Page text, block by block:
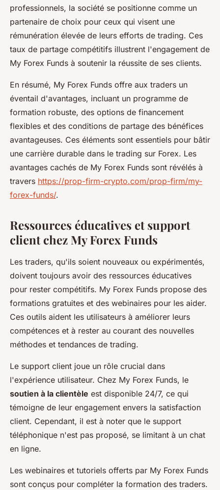
professionnels, la société se positionne comme un
partenaire de choix pour ceux qui visent une
rémunération élevée de leurs efforts de trading. Ces
taux de partage compétitifs illustrent l'engagement de
My Forex Funds à soutenir la réussite de ses clients.
En résumé, My Forex Funds offre aux traders un
éventail d'avantages, incluant un programme de
formation robuste, des options de financement
flexibles et des conditions de partage des bénéfices
avantageuses. Ces éléments sont essentiels pour bâtir
une carrière durable dans le trading sur Forex. Les
avantages cachés de My Forex Funds sont révélés à
travers https://prop-firm-crypto.com/prop-firm/my-
forex-funds/.
Ressources éducatives et support
client chez My Forex Funds
Les traders, qu'ils soient nouveaux ou expérimentés,
doivent toujours avoir des ressources éducatives
pour rester compétitifs. My Forex Funds propose des
formations gratuites et des webinaires pour les aider.
Ces outils aident les utilisateurs à améliorer leurs
compétences et à rester au courant des nouvelles
méthodes et tendances de trading.
Le support client joue un rôle crucial dans
l'expérience utilisateur. Chez My Forex Funds, le
soutien à la clientèle est disponible 24/7, ce qui
témoigne de leur engagement envers la satisfaction
client. Cependant, il est à noter que le support
téléphonique n'est pas proposé, se limitant à un chat
en ligne.
Les webinaires et tutoriels offerts par My Forex Funds
sont conçus pour compléter la formation des traders.